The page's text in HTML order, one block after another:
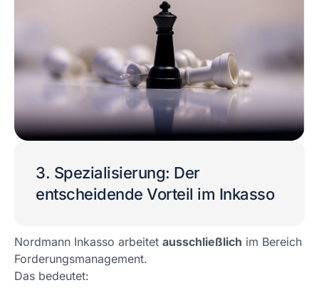
3. Spezialisierung: Der
entscheidende Vorteil im Inkasso
Nordmann Inkasso arbeitet ausschließlich im Bereich
Forderungsmanagement.
Das bedeutet: